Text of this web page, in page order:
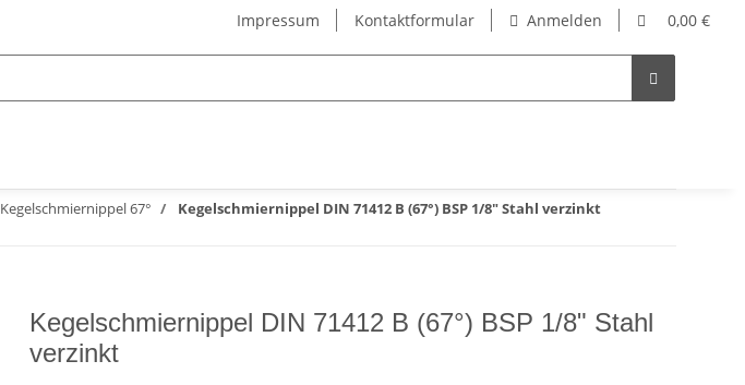
Impressum Kontaktformular Anmelden 0,00 €
Kegelschmiernippel 67° Kegelschmiernippel DIN 71412 B (67°) BSP 1/8" Stahl verzinkt
Kegelschmiernippel DIN 71412 B (67°) BSP 1/8" Stahl
verzinkt